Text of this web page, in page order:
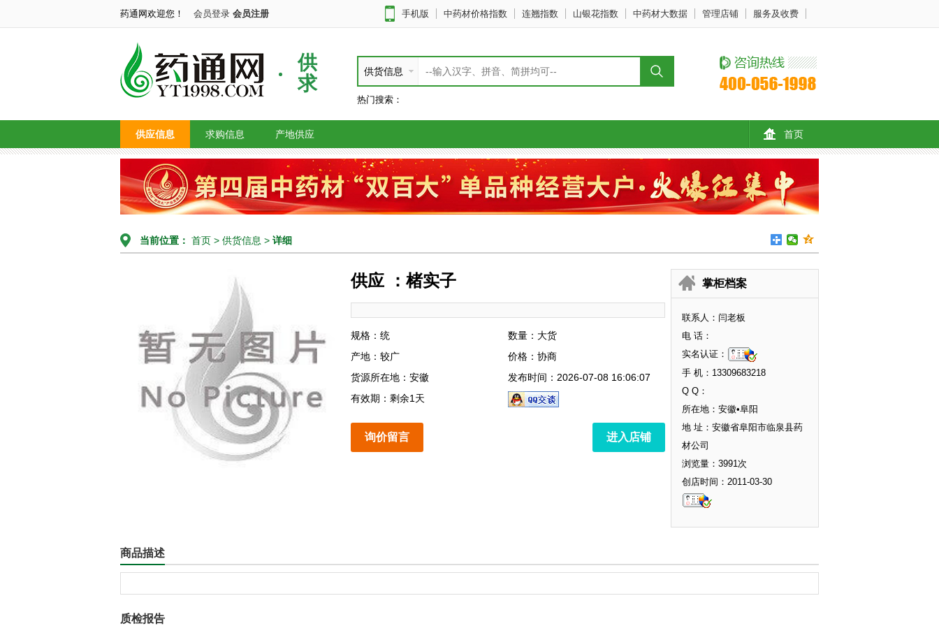
药通网欢迎您！ 会员登录 会员注册 手机版 中药材价格指数 连翘指数 山银花指数 中药材大数据 管理店铺 服务及收费
供
求
供货信息
热门搜索：
首页
供应信息 求购信息 产地供应
当前位置： 首页 > 供货信息 > 详细
供应 ：楮实子
规格：统
数量：大货
产地：较广
价格：协商
货源所在地：安徽
发布时间：2026-07-08 16:06:07
有效期：剩余1天
询价留言 进入店铺
掌柜档案
联系人：闫老板
电 话：
实名认证：
手 机：13309683218
Q Q：
所在地：安徽•阜阳
地 址：安徽省阜阳市临泉县药
材公司
浏览量：3991次
创店时间：2011-03-30
商品描述
质检报告